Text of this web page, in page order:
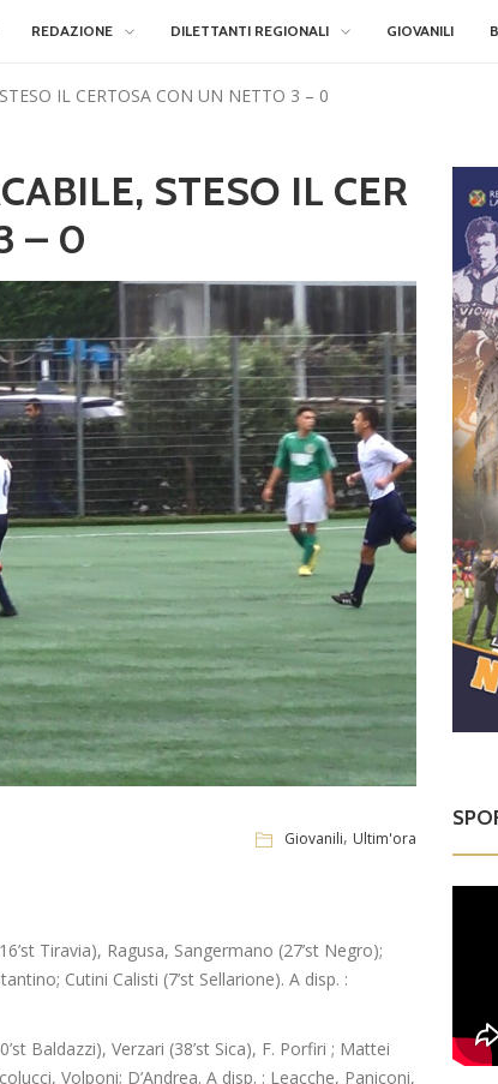
REDAZIONE DILETTANTI REGIONALI GIOVANILI
IL CERTOSA CON UN NETTO 3 – 0
STESO IL CER
– 0
Giovanili, Ultim'ora
Tiravia), Ragusa, Sangermano (27’st Negro);
Cutini Calisti (7’st Sellarione). A disp. :
Baldazzi), Verzari (38’st Sica), F. Porfiri ; Mattei
Volponi; D’Andrea. A disp. : Leacche, Paniconi,